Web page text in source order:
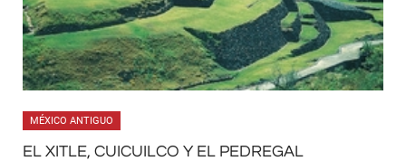
MÉXICO ANTIGUO
EL XITLE, CUICUILCO Y EL PEDREGAL